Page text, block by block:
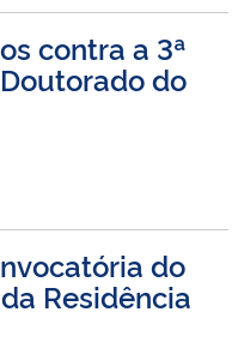
contra a 3ª
do
do
Residência